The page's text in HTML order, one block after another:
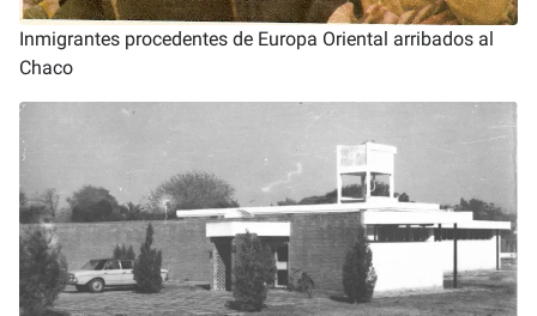
Inmigrantes procedentes de Europa Oriental arribados al
Chaco